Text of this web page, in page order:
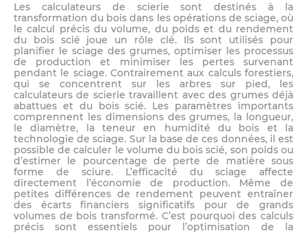
Les calculateurs de scierie sont destinés à la
transformation du bois dans les opérations de sciage, où
le calcul précis du volume, du poids et du rendement
du bois scié joue un rôle clé. Ils sont utilisés pour
planifier le sciage des grumes, optimiser les processus
de production et minimiser les pertes survenant
pendant le sciage. Contrairement aux calculs forestiers,
qui se concentrent sur les arbres sur pied, les
calculateurs de scierie travaillent avec des grumes déjà
abattues et du bois scié. Les paramètres importants
comprennent les dimensions des grumes, la longueur,
le diamètre, la teneur en humidité du bois et la
technologie de sciage. Sur la base de ces données, il est
possible de calculer le volume du bois scié, son poids ou
d’estimer le pourcentage de perte de matière sous
forme de sciure. L’efficacité du sciage affecte
directement l’économie de production. Même de
petites différences de rendement peuvent entraîner
des écarts financiers significatifs pour de grands
volumes de bois transformé. C’est pourquoi des calculs
précis sont essentiels pour l’optimisation de la